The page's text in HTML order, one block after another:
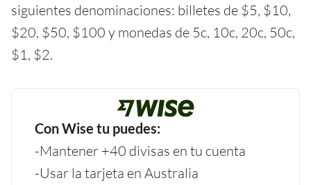
siguientes denominaciones: billetes de $5, $10,
$20, $50, $100 y monedas de 5c, 10c, 20c, 50c,
$1, $2.
Con Wise tu puedes:
-Mantener +40 divisas en tu cuenta
-Usar la tarjeta en Australia